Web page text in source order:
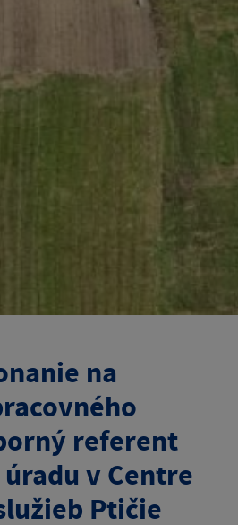
na
referent
v Centre
Ptičie